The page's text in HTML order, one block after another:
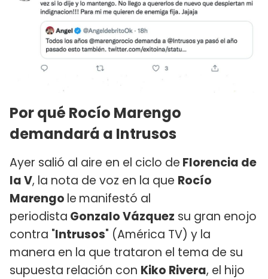
Por qué Rocío Marengo
demandará a Intrusos
Ayer salió al aire en el ciclo de Florencia de
la V, la nota de voz en la que Rocío
Marengo le manifestó al
periodista Gonzalo Vázquez su gran enojo
contra "Intrusos" (América TV) y la
manera en la que trataron el tema de su
supuesta relación con Kiko Rivera, el hijo